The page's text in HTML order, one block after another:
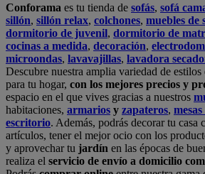
Conforama es tu tienda de sofás, sofá
sillón, sillón relax, colchones, muebles de
dormitorio de juvenil, dormitorio de
cocinas a medida, decoración,
microondas, lavavajillas, lavadora
Descubre nuestra amplia variedad de
para tu hogar, con los mejores precios y
espacio en el que vives gracias a nuestros
habitaciones, armarios y zapateros,
escritorio. Además, podrás decorar tu casa
artículos, tener el mejor ocio con los
y aprovechar tu jardín en las épocas de
realiza el servicio de envío a domicilio